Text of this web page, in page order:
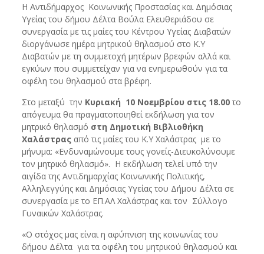
Η Αντιδήμαρχος Κοινωνικής Προστασίας και Δημόσιας
Υγείας του δήμου Δέλτα Βούλα Ελευθεριάδου σε
συνεργασία με τις μαίες του Κέντρου Υγείας Διαβατών
διοργάνωσε ημέρα μητρικού θηλασμού στο Κ.Υ
Διαβατών με τη συμμετοχή μητέρων βρεφών αλλά και
εγκύων που συμμετείχαν για να ενημερωθούν για τα
οφέλη του θηλασμού στα βρέφη.
Στο μεταξύ την Κυριακή 10 Νοεμβρίου στις 18.00το
απόγευμα θα πραγματοποιηθεί εκδήλωση για τον
μητρικό θηλασμό στη Δημοτική Βιβλιοθήκη
Χαλάστραςαπό τις μαίες του Κ.Υ Χαλάστρας με το
μήνυμα: «Ενδυναμώνουμε τους γονείς-Διευκολύνουμε
τον μητρικό θηλασμό». Η εκδήλωση τελεί υπό την
αιγίδα της Αντιδημαρχίας Κοινωνικής Πολιτικής,
Αλληλεγγύης και Δημόσιας Υγείας του Δήμου Δέλτα σε
συνεργασία με το ΕΠ.ΑΛ Χαλάστρας και τον Σύλλογο
Γυναικών Χαλάστρας.
«Ο στόχος μας είναι η αφύπνιση της κοινωνίας του
δήμου Δέλτα για τα οφέλη του μητρικού θηλασμού και